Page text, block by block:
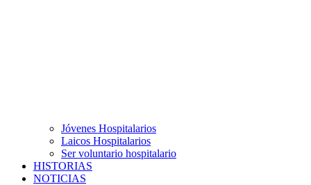
Jóvenes Hospitalarios
Laicos Hospitalarios
Ser voluntario hospitalario
HISTORIAS
NOTICIAS